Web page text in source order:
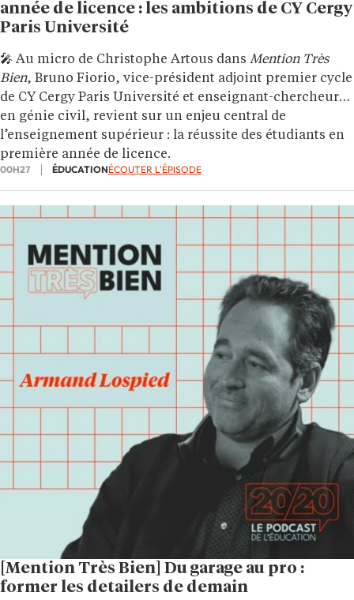
année de licence : les ambitions de CY Cergy
Paris Université
🎤 Au micro de Christophe Artous dans Mention Très
Bien, Bruno Fiorio, vice-président adjoint premier cycle
de CY Cergy Paris Université et enseignant-chercheur
en génie civil, revient sur un enjeu central de
l’enseignement supérieur : la réussite des étudiants en
première année de licence.
00H27 ÉDUCATIONÉCOUTER L'ÉPISODE
[Mention Très Bien] Du garage au pro :
former les detailers de demain